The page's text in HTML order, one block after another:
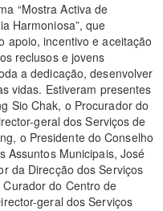
“Mostra Activa de
Harmoniosa”, que
apoio, incentivo e aceitação
reclusos e jovens
a dedicação, desenvolver
vidas. Estiveram presentes
Sio Chak, o Procurador do
geral dos Serviços de
o Presidente do Conselho
Assuntos Municipais, José
da Direcção dos Serviços
do Centro de
geral dos Serviços